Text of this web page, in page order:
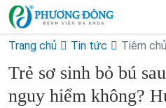
Trang chủ Tin tức Tiêm
Trẻ sơ sinh bỏ bú
nguy hiểm không?